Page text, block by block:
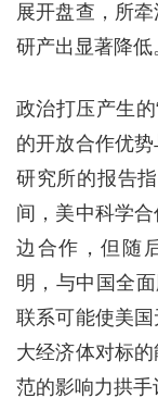
展开盘查，所
研产出显著降低
政治打压产生
的开放合作优
研究所的报告
间，美中科学
边合作，但随
明，与中国全
联系可能使美
大经济体对标
范的影响力拱手